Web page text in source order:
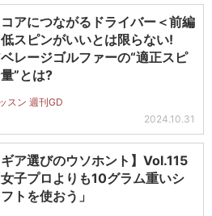
アにつながるドライバー＜前編
低スピンがいいとは限らない!
レージゴルファーの“適正スピ
”とは?
スン 週刊GD
2024.10.31
ギア選びのウソホント】Vol.115
女子プロよりも10グラム重いシ
トを使おう」